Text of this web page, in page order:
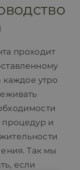
проходит
каждое утро
процедур и
Так мы
если